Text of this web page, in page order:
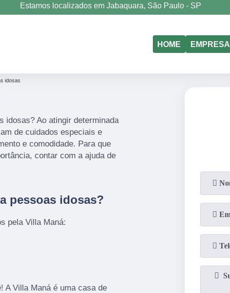
Estamos localizados em Jabaquara, São Paulo - SP
(11)5011-6635 (11) 98177-4079
HOME EMPRESA
idosas
idosas? Ao atingir determinada
de cuidados especiais e
e comodidade. Para que
contar com a ajuda de
pessoas idosas?
pela Villa Maná:
A Villa Maná é uma casa de